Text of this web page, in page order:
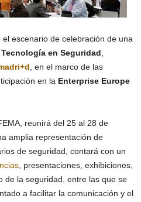
el escenario de celebración de una
en Seguridad
, en el marco de las
en la Enterprise Europe
reunirá del 25 al 28 de
amplia representación de
de seguridad, contará con un
, presentaciones, exhibiciones,
de la seguridad, entre las que se
a facilitar la comunicación y el